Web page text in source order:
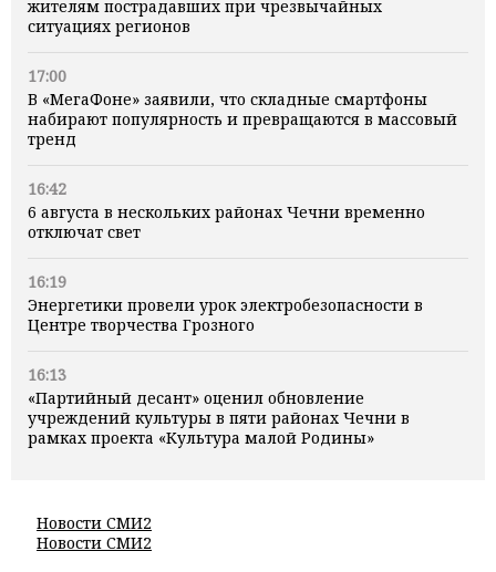
жителям пострадавших при чрезвычайных
ситуациях регионов
17:00
В «МегаФоне» заявили, что складные смартфоны
набирают популярность и превращаются в массовый
тренд
16:42
6 августа в нескольких районах Чечни временно
отключат свет
16:19
Энергетики провели урок электробезопасности в
Центре творчества Грозного
16:13
«Партийный десант» оценил обновление
учреждений культуры в пяти районах Чечни в
рамках проекта «Культура малой Родины»
Новости СМИ2
Новости СМИ2